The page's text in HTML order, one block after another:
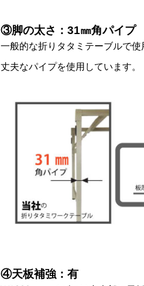
③脚の太さ：31㎜角パイプ
一般的な折りタタミテーブルで
丈夫なパイプを使用しています。
④天板補強：有